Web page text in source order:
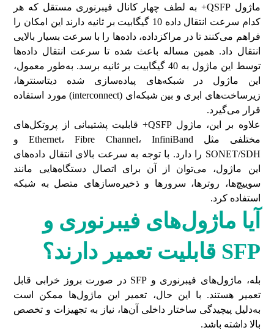
ماژول QSFP+ به لطف چهار کانال فیبرنوری مستقل که هر
کدام سرعت انتقال داده 10 گیگابیت بر ثانیه دارند این امکان را
فراهم می‌کنند تا در مراکزداده، داده‌ها را با سرعت بسیار بالایی
انتقال داد. همین مساله باعث شده تا سرعت انتقال داده‌ها
توسط این ماژول به 40 گیگابیت بر ثانیه برسد. به‌طور معمول،
این ماژول در شبکه‌های پیاده‌سازی شده دیتاسنترها،
زیرساخت‌های ابری و بین شبکه‌ای (interconnect) مورد استفاده
قرار می‌گیرد.
علاوه بر این، ماژول QSFP+ قابلیت پشتیبانی از پروتکل‌های
مختلفی مثل Ethernet، Fibre Channel، InfiniBand و
SONET/SDH را دارد. با توجه به سرعت بالای انتقال داده‌های
این ماژول، می‌توان از آن برای اتصال دستگاه‌هایی مانند
سوییچ‌ها، روترها، سرورها و ذخیره‌سازهای متصل به شبکه
استفاده کرد.
آیا ماژول‌های فیبرنوری و
SFP قابلیت تعمیر دارند؟
بله، ماژول‌های فیبرنوری و SFP در صورت بروز خرابی قابل
تعمیر هستند. با این حال، تعمیر این ماژول‌ها ممکن است
به‌دلیل پیچیدگی ساختار داخلی آن‌ها، نیاز به تجهیزات و تخصص
بالا داشته باشد.